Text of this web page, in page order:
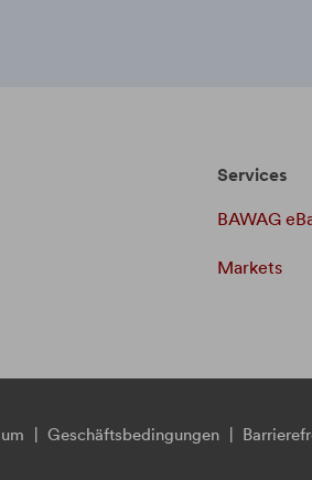
Services
BAWAG
Markets
Geschäftsbedingungen